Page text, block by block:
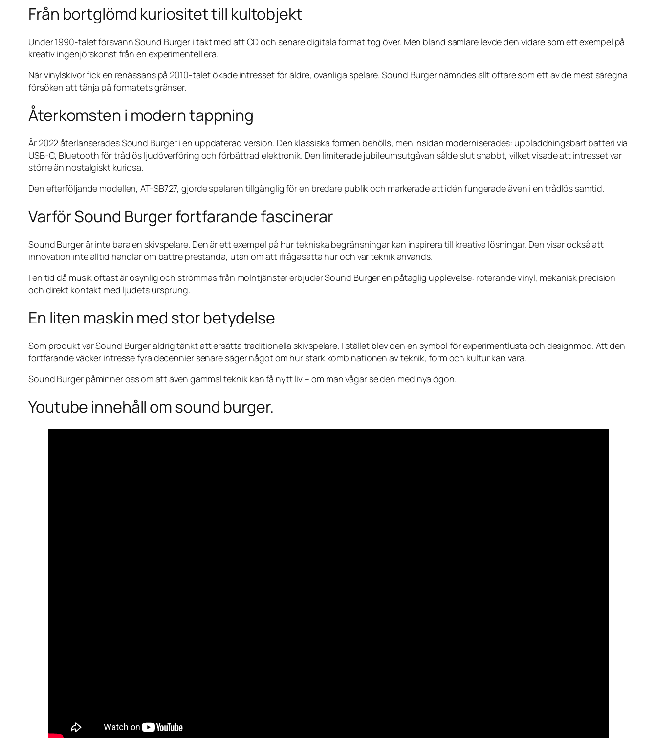
Från bortglömd kuriositet till kultobjekt
Under 1990-talet försvann Sound Burger i takt med att CD och senare digitala format tog över. Men bland samlare levde den vidare som ett exempel på
kreativ ingenjörskonst från en experimentell era.
När vinylskivor fick en renässans på 2010-talet ökade intresset för äldre, ovanliga spelare. Sound Burger nämndes allt oftare som ett av de mest säregna
försöken att tänja på formatets gränser.
Återkomsten i modern tappning
År 2022 återlanserades Sound Burger i en uppdaterad version. Den klassiska formen behölls, men insidan moderniserades: uppladdningsbart batteri via
USB-C, Bluetooth för trådlös ljudöverföring och förbättrad elektronik. Den limiterade jubileumsutgåvan sålde slut snabbt, vilket visade att intresset var
större än nostalgiskt kuriosa.
Den efterföljande modellen, AT-SB727, gjorde spelaren tillgänglig för en bredare publik och markerade att idén fungerade även i en trådlös samtid.
Varför Sound Burger fortfarande fascinerar
Sound Burger är inte bara en skivspelare. Den är ett exempel på hur tekniska begränsningar kan inspirera till kreativa lösningar. Den visar också att
innovation inte alltid handlar om bättre prestanda, utan om att ifrågasätta hur och var teknik används.
I en tid då musik oftast är osynlig och strömmas från molntjänster erbjuder Sound Burger en påtaglig upplevelse: roterande vinyl, mekanisk precision
och direkt kontakt med ljudets ursprung.
En liten maskin med stor betydelse
Som produkt var Sound Burger aldrig tänkt att ersätta traditionella skivspelare. I stället blev den en symbol för experimentlusta och designmod. Att den
fortfarande väcker intresse fyra decennier senare säger något om hur stark kombinationen av teknik, form och kultur kan vara.
Sound Burger påminner oss om att även gammal teknik kan få nytt liv – om man vågar se den med nya ögon.
Youtube innehåll om sound burger.